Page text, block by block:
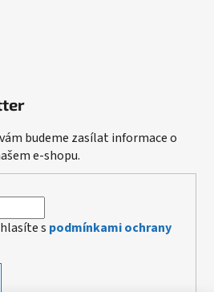
budeme zasílat informace o
e-shopu.
s podmínkami ochrany